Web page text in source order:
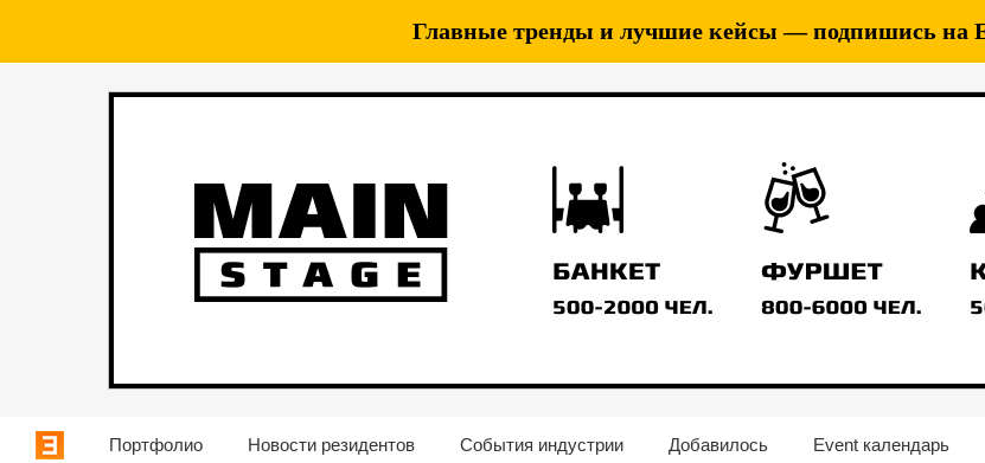
Главные тренды и лучшие кейсы — подпишись на
Портфолио Новости резидентов События индустрии Добавилось Event календарь